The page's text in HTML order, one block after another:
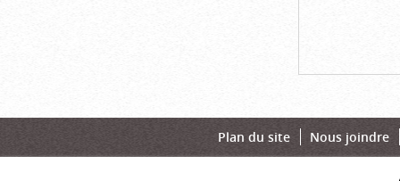
Plan du site Nous joindre